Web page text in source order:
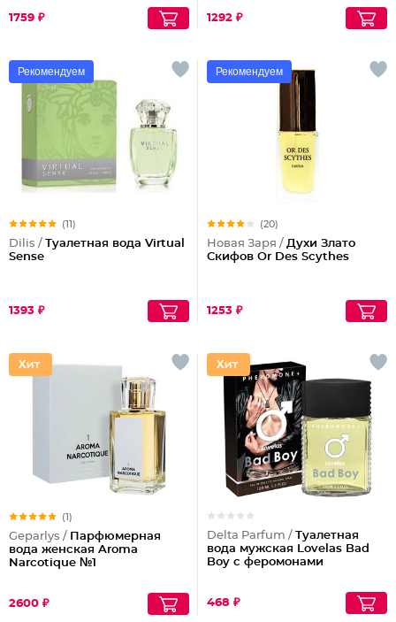
1759 ₽ 1292 ₽
Рекомендуем
(11)
Dilis / Туалетная вода Virtual
Sense
1393 ₽
Рекомендуем
(20)
Новая Заря / Духи Злато
Скифов Or Des Scythes
1253 ₽
(1)
Geparlys / Парфюмерная
вода женская Aroma
Narcotique №1
2600 ₽
Delta Parfum / Туалетная
вода мужская Lovelas Bad
Boy с феромонами
468 ₽